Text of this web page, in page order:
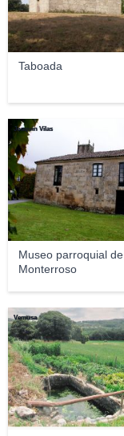
Taboada
Museo parroquial de
Monterroso
Joaquín Vilas
Vemusa